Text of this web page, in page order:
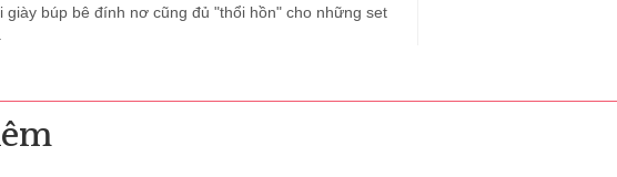
giày búp bê đính nơ cũng đủ "thổi hồn" cho những set